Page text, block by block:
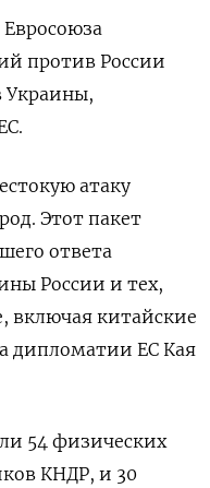
против России
Украины,
атаку
Этот пакет
ответа
России и тех,
включая китайские
дипломатии ЕС Кая
54 физических
КНДР, и 30